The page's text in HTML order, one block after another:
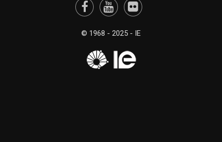
© 1968 - 2025 - IE